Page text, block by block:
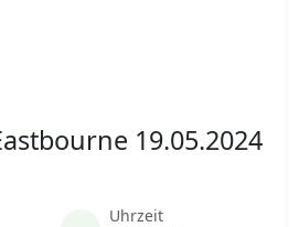
19.05.2024
Uhrzeit